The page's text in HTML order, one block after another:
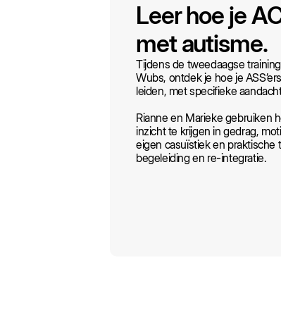
Leer hoe je
met autisme.
Tijdens de tweedaagse
Wubs, ontdek je hoe je
leiden, met specifieke
Rianne en Marieke gebruiken
inzicht te krijgen in gedrag,
eigen casuïstiek en praktische
begeleiding en re-integratie.